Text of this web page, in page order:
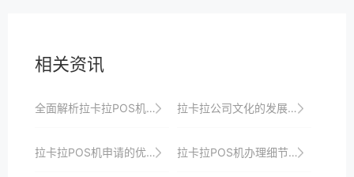
相关资讯
全面解析拉卡拉POS机申请过程中的安全机制 拉卡拉公司文化的发展历程
拉卡拉POS机申请的优势与弱点分析 拉卡拉POS机办理细节解析，帮助您轻松上手